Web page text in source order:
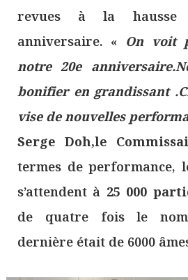
revues à la
anniversaire. « On voit
notre 20e
bonifier en grandissant
vise de nouvelles
Serge Doh,le
termes de performance,
s’attendent à 25 000
de quatre fois le
dernière était de 6000